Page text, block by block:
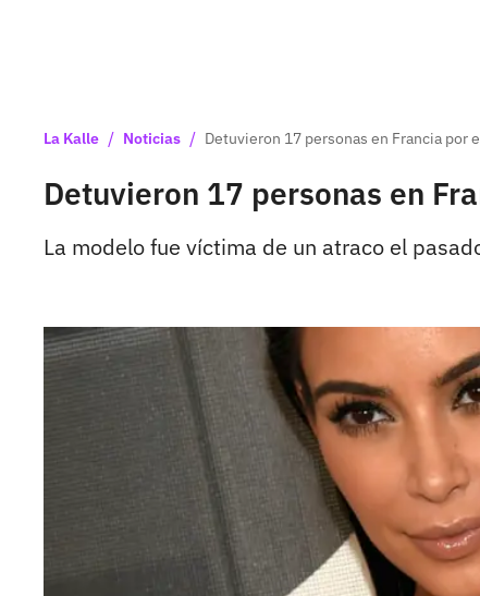
La Kalle / Noticias / Detuvieron 17 personas en Francia por
Detuvieron 17 personas en
La modelo fue víctima de un atraco el